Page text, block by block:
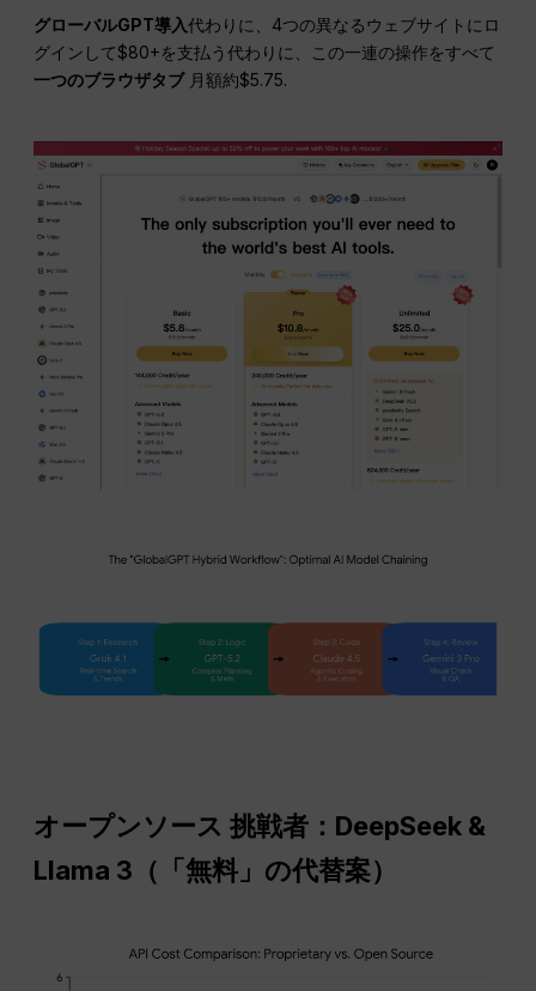
グローバルGPT導入代わりに、4つの異なるウェブサイトにロ
グインして$80+を支払う代わりに、この一連の操作をすべて
一つのブラウザタブ月額約$5.75.
オープンソース 挑戦者：DeepSeek &
Llama 3（「無料」の代替案）